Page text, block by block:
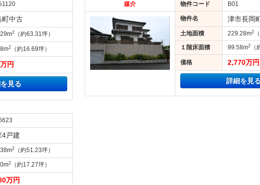
町中古
2 （約63.31坪）
2 （約16.69坪）
円
見る
媒介 物件コード B01
物件名 津市長岡
土地面積 229.28m2
１階床面積
99.58m2
価格 2,770万円
詳細を見
4戸建
2 （約51.23坪）
2 （約17.27坪）
万円